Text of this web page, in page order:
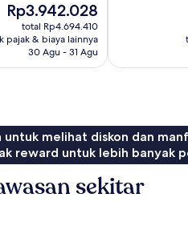
Harga
sekarang
Rp3.942.028
Rp3.942.028
total Rp4.694.410
pajak & biaya lainnya
30 Agu - 31 Agu
untuk melihat diskon dan
reward untuk lebih banyak
sekitar